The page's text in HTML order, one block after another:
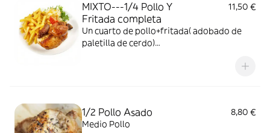
MIXTO---1/4 Pollo Y
Fritada completa
11,50 €
Un cuarto de pollo+fritada( adobado de
paletilla de cerdo)
1/2 Pollo Asado
8,80 €
Medio Pollo